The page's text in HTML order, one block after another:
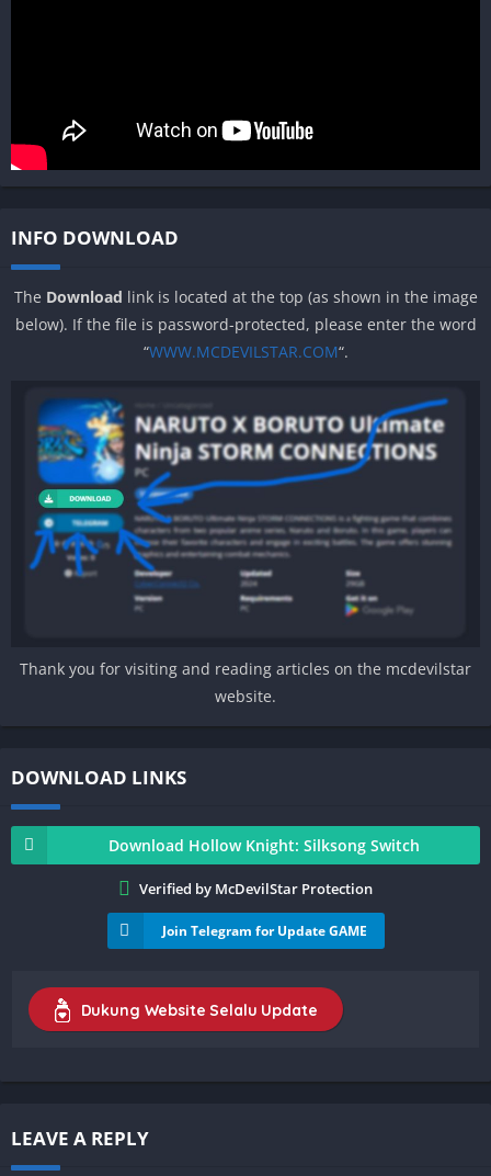
INFO DOWNLOAD
The Download link is located at the top (as shown in the image
below). If the file is password-protected, please enter the word
“WWW.MCDEVILSTAR.COM“.
Thank you for visiting and reading articles on the mcdevilstar
website.
DOWNLOAD LINKS
Download Hollow Knight: Silksong Switch
Verified by McDevilStar Protection
Join Telegram for Update GAME
Dukung Website Selalu Update
LEAVE A REPLY